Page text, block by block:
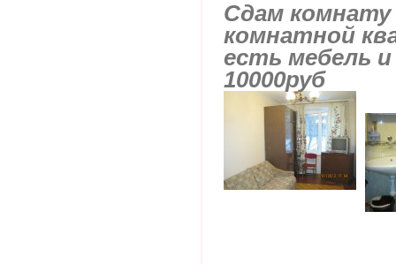
Сдам комнату
комнатной
есть мебель
10000руб